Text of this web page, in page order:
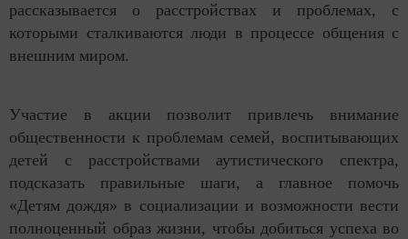
рассказывается о расстройствах и проблемах, с
которыми сталкиваются люди в процессе общения с
внешним миром.
Участие в акции позволит привлечь внимание
общественности к проблемам семей, воспитывающих
детей с расстройствами аутистического спектра,
подсказать правильные шаги, а главное помочь
«Детям дождя» в социализации и возможности вести
полноценный образ жизни, чтобы добиться успеха во